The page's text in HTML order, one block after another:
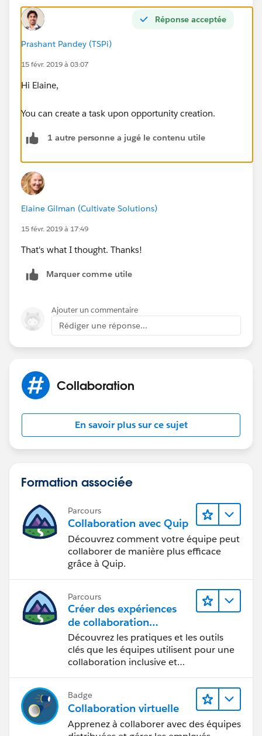
Réponse acceptée
Prashant Pandey (TSPi)
15 févr. 2019 à 03:07
Hi Elaine,
You can create a task upon opportunity creation.
1 autre personne a jugé le contenu utile
Elaine Gilman (Cultivate Solutions)
15 févr. 2019 à 17:49
That's what I thought. Thanks!
Marquer comme utile
Ajouter un commentaire
Rédiger une réponse...
Collaboration
En savoir plus sur ce sujet
Formation associée
Parcours
Collaboration avec Quip
Découvrez comment votre équipe peut
collaborer de manière plus efficace
grâce à Quip.
Parcours
Créer des expériences
de collaboration
inclusives lors du
processus de conception
Découvrez les pratiques et les outils
clés que les équipes utilisent pour une
collaboration inclusive et
interdisciplinaire.
Badge
Collaboration virtuelle
Apprenez à collaborer avec des équipes